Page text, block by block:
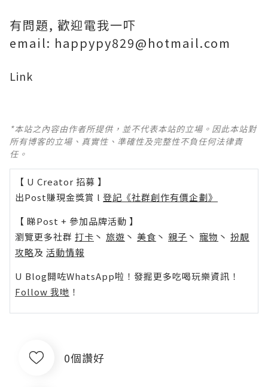
有問題, 歡迎電我一吓
email: happypy829@hotmail.com
Link
*本站之內容由作者所提供，並不代表本站的立場。因此本站對
所有博客的立場、真實性、準確性及完整性不負任何法律責
任。
【 U Creator 招募 】
出Post賺現金獎賞 l 登記《社群創作有價企劃》
【 睇Post + 參加品牌活動 】
瀏覽更多社群 打卡 丶 旅遊 丶 美食 丶 親子 丶 寵物 丶 扮靚
攻略及 活動情報
U Blog開咗WhatsApp啦！發掘更多吃喝玩樂資訊！
Follow 我哋 ！
0個讚好